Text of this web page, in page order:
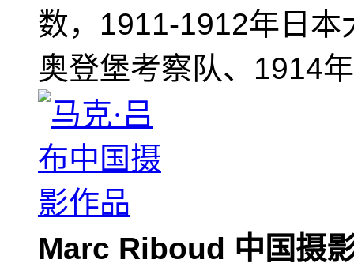
数，1911-1912年日
奥登堡考察队、1914
Marc Riboud 中国摄